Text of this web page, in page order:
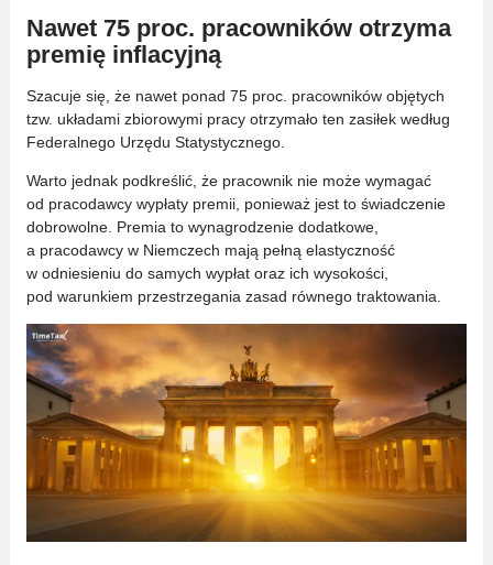
Nawet 75 proc. pracowników otrzyma
premię inflacyjną
Szacuje się, że nawet ponad 75 proc. pracowników objętych
tzw. układami zbiorowymi pracy otrzymało ten zasiłek według
Federalnego Urzędu Statystycznego.
Warto jednak podkreślić, że pracownik nie może wymagać
od pracodawcy wypłaty premii, ponieważ jest to świadczenie
dobrowolne. Premia to wynagrodzenie dodatkowe,
a pracodawcy w Niemczech mają pełną elastyczność
w odniesieniu do samych wypłat oraz ich wysokości,
pod warunkiem przestrzegania zasad równego traktowania.